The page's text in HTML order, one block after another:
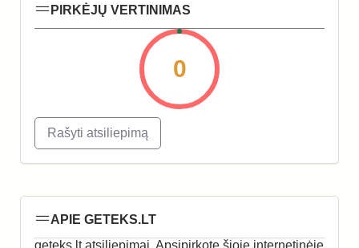
PIRKĖJŲ VERTINIMAS
0
Rašyti atsiliepimą
APIE GETEKS.LT